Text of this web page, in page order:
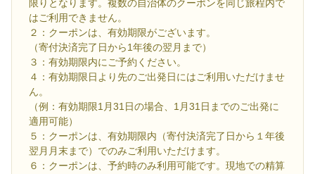
限りとなります。複数の自治体のクーポンを同じ旅程内で
はご利用できません。
２：クーポンは、有効期限がございます。
（寄付決済完了日から1年後の翌月まで）
３：有効期限内にご予約ください。
４：有効期限日より先のご出発日にはご利用いただけませ
ん。
（例：有効期限1月31日の場合、1月31日までのご出発に
適用可能）
５：クーポンは、有効期限内（寄付決済完了日から１年後
翌月月末まで）でのみご利用いただけます。
６：クーポンは、予約時のみ利用可能です。現地での精算